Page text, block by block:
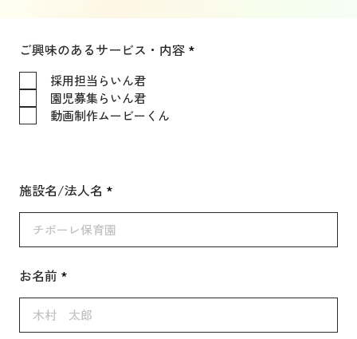
お名前
施設名/法人名
ご興味のあるサービス・内容 *必
採用担当らいん君
園児募集らいん君
動画制作ムービーくん